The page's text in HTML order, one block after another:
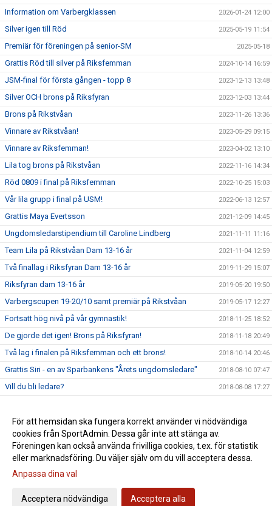
Information om Varbergklassen 2026-01-24 12:00
Silver igen till Röd 2025-05-19 11:54
Premiär för föreningen på senior-SM 2025-05-18
Grattis Röd till silver på Riksfemman 2024-10-14 16:59
JSM-final för första gången - topp 8 2023-12-13 13:48
Silver OCH brons på Riksfyran 2023-12-03 13:44
Brons på Rikstvåan 2023-11-26 13:36
Vinnare av Rikstvåan! 2023-05-29 09:15
Vinnare av Riksfemman! 2023-04-02 13:10
Lila tog brons på Rikstvåan 2022-11-16 14:34
Röd 0809 i final på Riksfemman 2022-10-25 15:03
Vår lila grupp i final på USM! 2022-06-13 12:57
Grattis Maya Evertsson 2021-12-09 14:45
Ungdomsledarstipendium till Caroline Lindberg 2021-11-11 11:16
Team Lila på Rikstvåan Dam 13-16 år 2021-11-04 12:59
Två finallag i Riksfyran Dam 13-16 år 2019-11-29 15:07
Riksfyran dam 13-16 år 2019-05-20 19:50
Varbergscupen 19-20/10 samt premiär på Rikstvåan 2019-05-17 12:27
Fortsatt hög nivå på vår gymnastik! 2018-11-25 18:52
De gjorde det igen! Brons på Riksfyran! 2018-11-18 20:49
Två lag i finalen på Riksfemman och ett brons! 2018-10-14 20:46
Grattis Siri - en av Sparbankens "Årets ungdomsledare" 2018-08-10 07:47
Vill du bli ledare? 2018-08-08 17:27
Guld på Rikstrean!!! 2018-05-26 22:20
Föreningens första medalj på nationellt mästerskap 2018-04-24 08:10
Gå till Webbversion
För att hemsidan ska fungera korrekt använder vi nödvändiga
cookies från SportAdmin. Dessa går inte att stänga av.
Föreningen kan också använda frivilliga cookies, t.ex. för statistik
eller marknadsföring. Du väljer själv om du vill acceptera dessa.
Anpassa dina val
Acceptera nödvändiga Acceptera alla